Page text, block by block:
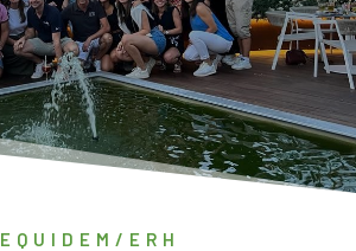
EQUIDEM/ERH